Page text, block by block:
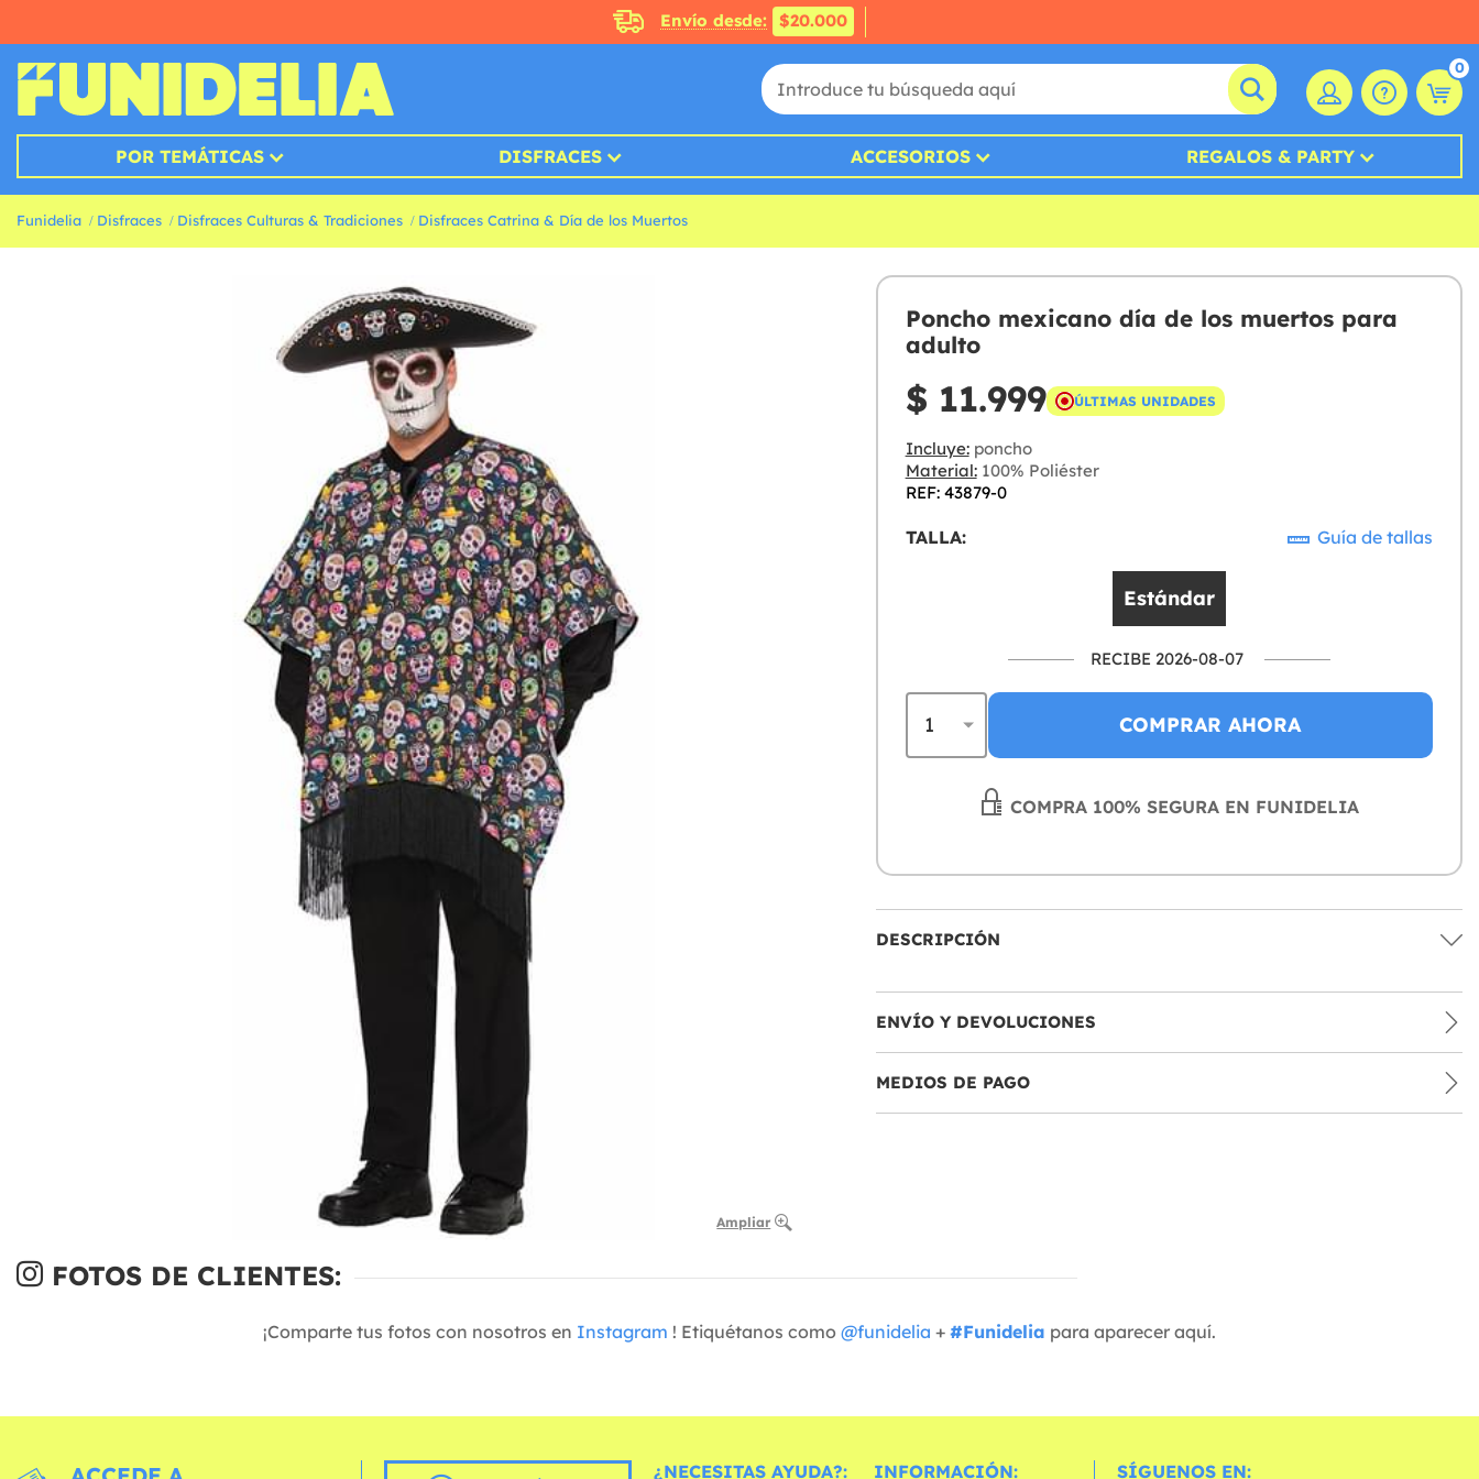
Envío desde: $20.000
0
POR TEMÁTICAS DISFRACES ACCESORIOS REGALOS & PARTY
Funidelia Disfraces Disfraces Culturas & Tradiciones Disfraces Catrina & Día de los Muertos
Ampliar
Poncho mexicano día de los muertos para
adulto
$ 11.999 ÚLTIMAS UNIDADES
Incluye:poncho
Material:100% Poliéster
REF: 43879-0
TALLA: Guía de tallas
Estándar
RECIBE 2026-08-07
COMPRAR AHORA
COMPRA 100% SEGURA EN FUNIDELIA
DESCRIPCIÓN
ENVÍO Y DEVOLUCIONES
MEDIOS DE PAGO
FOTOS DE CLIENTES:
¡Comparte tus fotos con nosotros en Instagram ! Etiquétanos como @funidelia + #Funidelia para aparecer aquí.
¿NECESITAS AYUDA?: INFORMACIÓN: SÍGUENOS EN: